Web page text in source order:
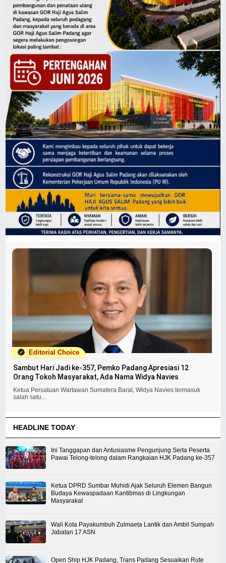
Editorial Choice
Sambut Hari Jadi ke-357, Pemko Padang Apresiasi 12
Orang Tokoh Masyarakat, Ada Nama Widya Navies
Ketua Persatuan Wartawan Sumatera Barat, Widya Navies termasuk
salah satu...
HEADLINE TODAY
Ini Tanggapan dan Antusiasme Pengunjung Serta Peserta
Pawai Telong-telong dalam Rangkaian HJK Padang ke-357
Ketua DPRD Sumbar Muhidi Ajak Seluruh Elemen Bangun
Budaya Kewaspadaan Kantibmas di Lingkungan
Masyarakat
Wali Kota Payakumbuh Zulmaeta Lantik dan Ambil Sumpah
Jabatan 17 ASN
Open Ship HJK Padang, Trans Padang Sesuaikan Rute